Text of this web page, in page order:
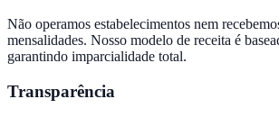
Não operamos estabelecimentos nem
mensalidades. Nosso modelo de receita é
garantindo imparcialidade total.
Transparência